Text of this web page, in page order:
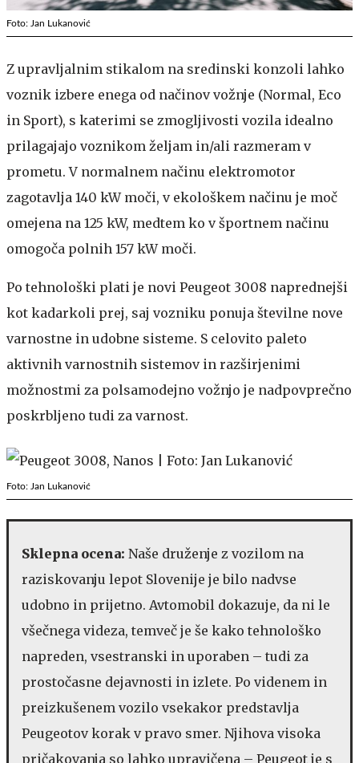
Foto: Jan Lukanović
Z upravljalnim stikalom na sredinski konzoli lahko
voznik izbere enega od načinov vožnje (Normal, Eco
in Sport), s katerimi se zmogljivosti vozila idealno
prilagajajo voznikom željam in/ali razmeram v
prometu. V normalnem načinu elektromotor
zagotavlja 140 kW moči, v ekološkem načinu je moč
omejena na 125 kW, medtem ko v športnem načinu
omogoča polnih 157 kW moči.
Po tehnološki plati je novi Peugeot 3008 naprednejši
kot kadarkoli prej, saj vozniku ponuja številne nove
varnostne in udobne sisteme. S celovito paleto
aktivnih varnostnih sistemov in razširjenimi
možnostmi za polsamodejno vožnjo je nadpovprečno
poskrbljeno tudi za varnost.
Foto: Jan Lukanović
Sklepna ocena: Naše druženje z vozilom na
raziskovanju lepot Slovenije je bilo nadvse
udobno in prijetno. Avtomobil dokazuje, da ni le
všečnega videza, temveč je še kako tehnološko
napreden, vsestranski in uporaben – tudi za
prostočasne dejavnosti in izlete. Po videnem in
preizkušenem vozilo vsekakor predstavlja
Peugeotov korak v pravo smer. Njihova visoka
pričakovanja so lahko upravičena – Peugeot je s